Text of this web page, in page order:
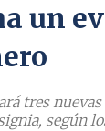
un
tres
según